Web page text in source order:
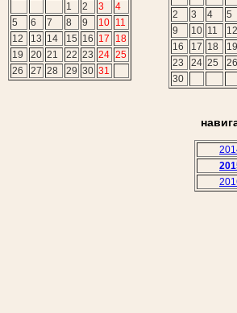
1
2 3
4
5
6 7 8 9 10 11
12
13 14 15 16 17
18
19
20 21 22 23 24 25
26
27 28 29 30 31
2 3 4
5
9
10 11
12
16
17 18
19
23
24 25
26
30